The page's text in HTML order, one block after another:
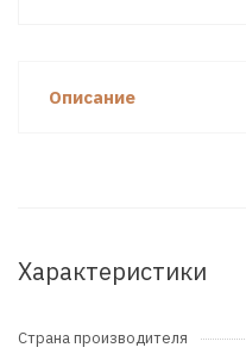
Описание
Характеристики
Страна производителя